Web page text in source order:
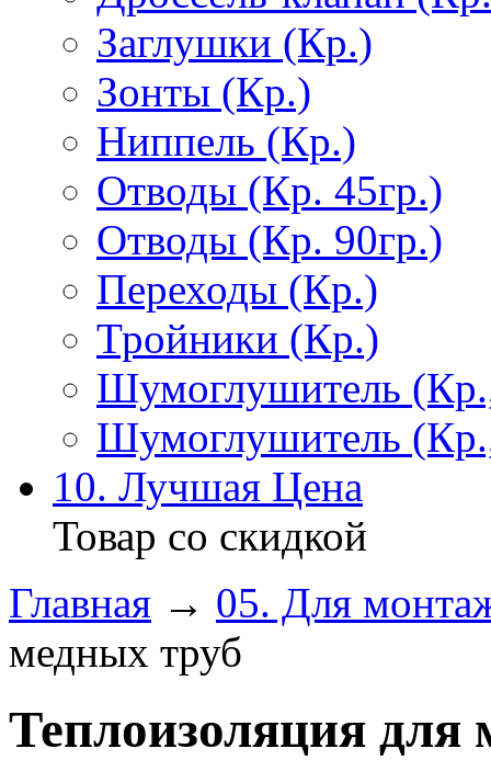
Заглушки (Кр.)
Зонты (Кр.)
Ниппель (Кр.)
Отводы (Кр. 45гр.)
Отводы (Кр. 90гр.)
Переходы (Кр.)
Тройники (Кр.)
Шумоглушитель
Шумоглушитель
10. Лучшая Цена
Товар со скидкой
Главная → 05. Для
медных труб
Теплоизоляция для